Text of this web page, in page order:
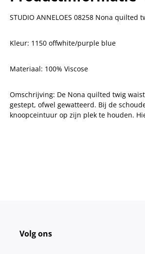
STUDIO ANNELOES 08258 Nona quilted
Kleur: 1150 offwhite/purple blue
Materiaal: 100% Viscose
Omschrijving: De Nona quilted twig
gestept, ofwel gewatteerd. Bij de
knoopceintuur op zijn plek te houden.
Volg ons